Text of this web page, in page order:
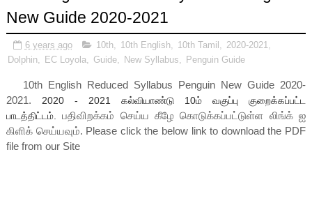
New Guide 2020-2021
6 years ago 10th, 10th English, 10th Tamil 2020-2021
Dolphin, EC Loyola Guide, New Syllabus Penguin Guide
10th English Reduced Syllabus Penguin New Guide 2020-
2021. 2020 - 2021கல்வியாண்டு 10ம் வகுப்பு குறைக்கப்பட்ட
பாடத்திட்டம்.
பதிவிறக்கம் செய்ய கீழே கொடுக்கப்பட்டுள்ள லிங்க் ஐ
கிளிக் செய்யவும். Please click the below link to download the PDF
file from our Site